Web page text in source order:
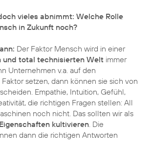
vieles abnimmt: Welche Rolle
in Zukunft noch?
Der Faktor Mensch wird in einer
total technisierten Welt immer
Unternehmen v.a. auf den
setzen, dann können sie sich von
Empathie, Intuition, Gefühl,
die richtigen Fragen stellen: All
noch nicht. Das sollten wir als
kultivieren . Die
dann die richtigen Antworten